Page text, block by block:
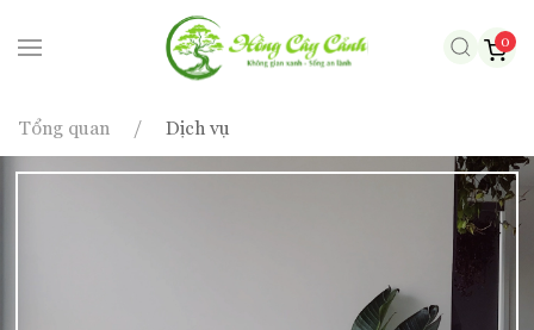
Skip to main content
0
Tổng quan Dịch vụ